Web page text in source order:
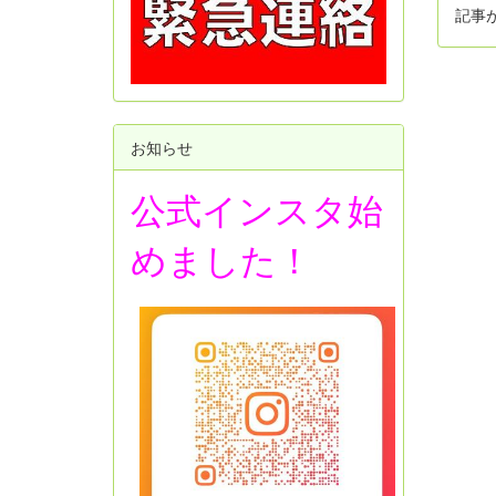
記事
お知らせ
公式インスタ始
めました！